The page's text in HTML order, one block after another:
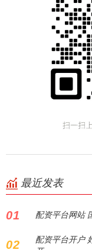
最近发表
01 配资平台网站
02
配资平台开户